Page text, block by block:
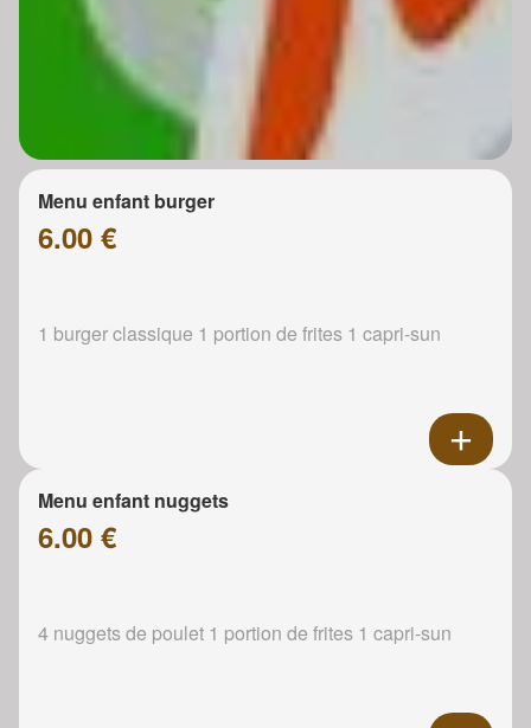
Menu enfant burger
6.00 €
1 burger classique 1 portion de frites 1 capri-sun
Menu enfant nuggets
6.00 €
4 nuggets de poulet 1 portion de frites 1 capri-sun